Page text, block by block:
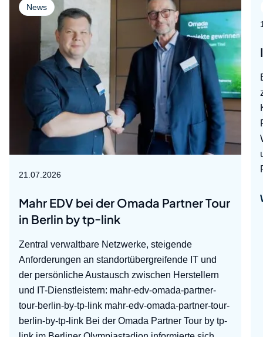
News
21.07.2026
Mahr EDV bei der Omada Partner Tour
in Berlin by tp-link
Zentral verwaltbare Netzwerke, steigende
Anforderungen an standortübergreifende IT und
der persönliche Austausch zwischen Herstellern
und IT-Dienstleistern: mahr-edv-omada-partner-
tour-berlin-by-tp-link mahr-edv-omada-partner-tour-
berlin-by-tp-link Bei der Omada Partner Tour by tp-